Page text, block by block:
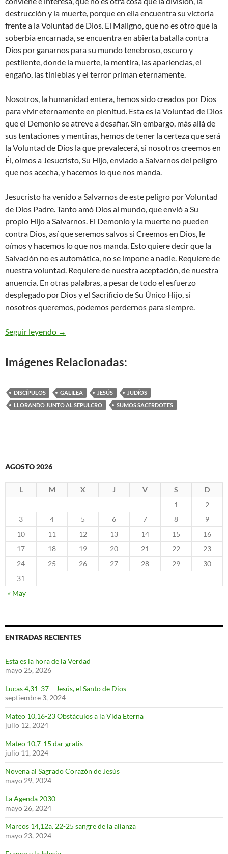
destrucción y la muerte, porque en ella encuentra su victoria
frente a la Voluntad de Dios. El Maligno, que no es otro que la
soberbia encarnada, se encuentra en abierta batalla contra
Dios por ganarnos para su mundo tenebroso, oscuro y
pestilente, donde la muerte, la mentira, las apariencias, el
engaño, las tinieblas y el terror priman eternamente.
Nosotros, la humanidad entera, hemos sido creados por Dios
para vivir eternamente en plenitud. Esta es la Voluntad de Dios
que el Demonio se atreve a desafiar. Sin embargo, más allá de
sus tentaciones y mentiras, hemos de tener la certeza que será
la Voluntad de Dios la que prevalecerá, si nosotros creemos en
Él, oímos a Jesucristo, Su Hijo, enviado a Salvarnos del peligro
que nos acecha, y hacemos lo que nos manda.
Jesucristo ha venido a Salvarnos de este peligro por Voluntad
de Dios Padre. Tanto amó Dios al mundo, que envió a Su
propio Hijo a Salvarnos. El Demonio y la muerte no pueden
contra Dios, así que seremos salvos si Creemos en Dios, le
oímos y hacemos lo que nos manda. Esto quiere decir que la
Salvación no es automática, no se impone a nadie. Requiere de
nuestra voluntad. Requiere de nuestra aceptación, de nuestra
anuencia. En otras palabras, a pesar de todo el esfuerzo
desplegado por Dios y el Sacrificio de Su Único Hijo, si
nosotros queremos, podemos perdernos para siempre.
Seguir leyendo Mateo 28,8-15 – con miedo y gran gozo
→
Imágenes Relacionadas:
DISCÍPULOS GALILEA JESÚS
JUDÍOS
LLORANDO JUNTO AL SEPULCRO
SUMOS SACERDOTES
AGOSTO 2026
L M X J V S
D
1
2
3
4 5 6 7 8
9
10
11 12 13 14 15
16
17
18 19 20 21 22
23
24
25 26 27 28 29
30
31
« May
ENTRADAS RECIENTES
Esta es la hora de la Verdad
mayo 25, 2026
Lucas 4,31-37 – Jesús, el Santo de Dios
septiembre 3, 2024
Mateo 10,16-23 Obstáculos a la Vida Eterna
julio 12, 2024
Mateo 10,7-15 dar gratis
julio 11, 2024
Novena al Sagrado Corazón de Jesús
mayo 29, 2024
La Agenda 2030
mayo 26, 2024
Marcos 14,12a. 22-25 sangre de la alianza
mayo 23, 2024